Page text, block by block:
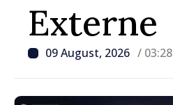
Externe
09 August, 2026 / 03:28